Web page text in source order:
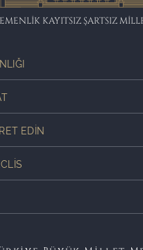
KAYITSIZ ŞARTSIZ
EDIN